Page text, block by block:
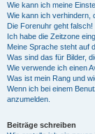
Wie kann ich meine
Wie kann ich verhindern,
Die Forenuhr geht falsch!
Ich habe die Zeitzone
Meine Sprache steht auf
Was sind das für Bilder,
Wie verwende ich einen
Was ist mein Rang und
Wenn ich bei einem
anzumelden.
Beiträge schreiben